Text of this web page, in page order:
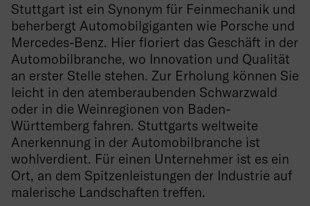
Stuttgart ist ein Synonym für Feinmechanik und
beherbergt Automobilgiganten wie Porsche und
Mercedes-Benz. Hier floriert das Geschäft in der
Automobilbranche, wo Innovation und Qualität
an erster Stelle stehen. Zur Erholung können Sie
leicht in den atemberaubenden Schwarzwald
oder in die Weinregionen von Baden-
Württemberg fahren. Stuttgarts weltweite
Anerkennung in der Automobilbranche ist
wohlverdient. Für einen Unternehmer ist es ein
Ort, an dem Spitzenleistungen der Industrie auf
malerische Landschaften treffen.